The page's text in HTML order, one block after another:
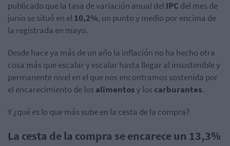
publicado que la tasa de variación anual delIPC del mes de
junio se situó en el10,2%, un punto y medio por encima de
la registrada en mayo.
Desde hace ya más de un año la inflación no ha hecho otra
cosa más que escalar y escalar hasta llegar al insostenible y
permanente nivel en el que nos encontramos sostenida por
el encarecimiento de losalimentosy loscarburantes.
Y ¿qué es lo que más sube en la cesta de la compra?
La cesta de la compra se encarece un 13,3%